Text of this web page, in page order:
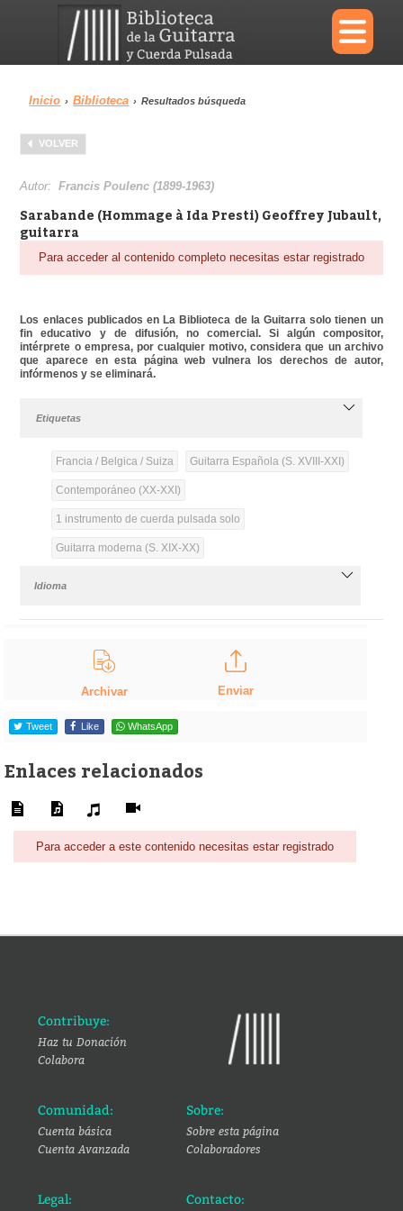
×
Menu
Biblioteca
Área personal Reproductor
Inicio › Biblioteca › Resultados búsqueda
VOLVER
Autor:Francis Poulenc (1899-1963)
Sarabande (Hommage à Ida Presti) Geoffrey Jubault,
guitarra
Para acceder al contenido completo necesitas estar registrado
Los enlaces publicados en La Biblioteca de la Guitarra solo tienen un
fin educativo y de difusión, no comercial. Si algún compositor,
intérprete o empresa, por cualquier motivo, considera que un archivo
que aparece en esta página web vulnera los derechos de autor,
infórmenos y se eliminará.
Etiquetas
Francia / Belgica / Suiza Guitarra Española (S. XVIII-XXI)
Contemporáneo (XX-XXI)
1 instrumento de cuerda pulsada solo
Guitarra moderna (S. XIX-XX)
Idioma
Archivar Enviar
Tweet Like WhatsApp
Enlaces relacionados
Para acceder a este contenido necesitas estar registrado
Contribuye:
Haz tu Donación
Colabora
Comunidad:
Cuenta básica
Cuenta Avanzada
Sobre:
Sobre esta página
Colaboradores
Legal: Contacto: